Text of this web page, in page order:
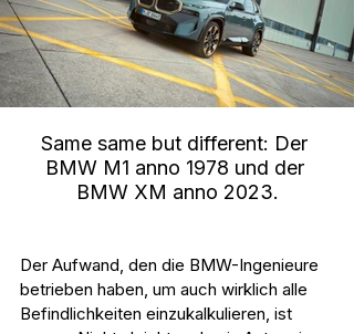
Same same but different: Der
BMW M1 anno 1978 und der
BMW XM anno 2023.
Der Aufwand, den die BMW-Ingenieure
betrieben haben, um auch wirklich alle
Befindlichkeiten einzukalkulieren, ist